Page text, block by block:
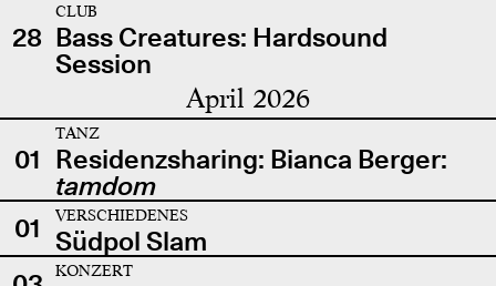
28
CLUB
Bass Creatures: Hardsound
Session
April 2026
01
TANZ
Residenzsharing: Bianca Berger:
tamdom
01
VERSCHIEDENES
Südpol Slam
KONZERT